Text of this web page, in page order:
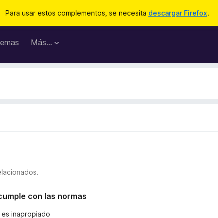
Para usar estos complementos, se necesita descargar Firefox.
Más...
con las normas
inapropiado